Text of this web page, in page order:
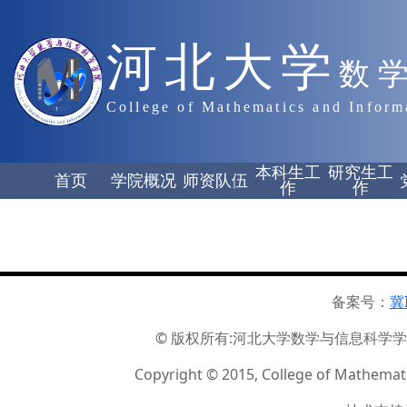
河北大学 数
College of Mathematics and
首页 学院概况 师资队伍 本科生工
作
研究生工
作
备案号：
© 版权所有:河北大学数学与信息科
Copyright © 2015, College of